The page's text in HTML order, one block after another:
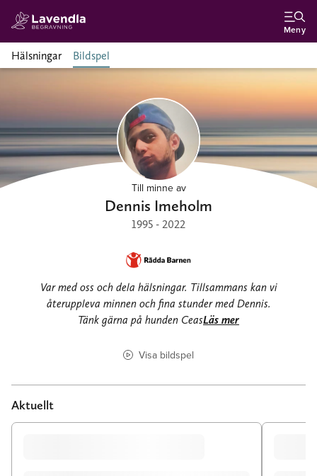
Meny
Hälsningar Bildspel
Till minne av
Dennis Imeholm
1995 - 2022
Var med oss och dela hälsningar. Tillsammans kan vi
återuppleva minnen och fina stunder med Dennis.
Tänk gärna på hunden CeasLäs mer
Visa bildspel
Aktuellt